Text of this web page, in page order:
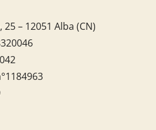
– 12051 Alba (CN)